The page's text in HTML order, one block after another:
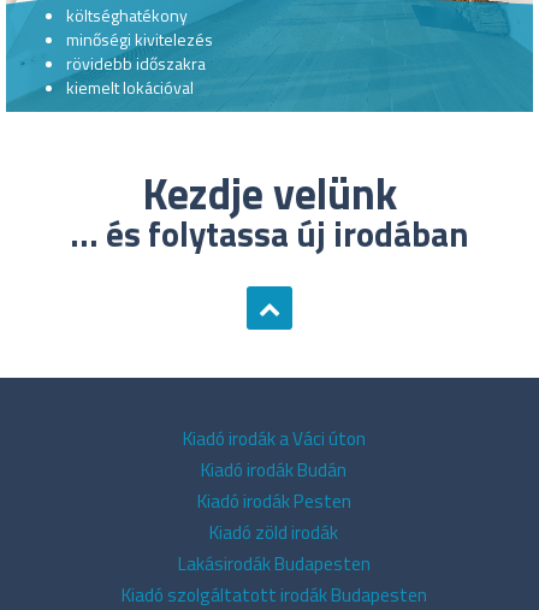
költséghatékony
minőségi kivitelezés
rövidebb időszakra
kiemelt lokációval
Kezdje velünk
... és folytassa új irodában
Kiadó irodák a Váci úton
Kiadó irodák Budán
Kiadó irodák Pesten
Kiadó zöld irodák
Lakásirodák Budapesten
Kiadó szolgáltatott irodák Budapesten